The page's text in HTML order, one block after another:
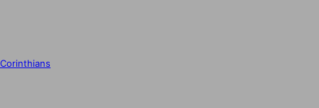
Corinthians